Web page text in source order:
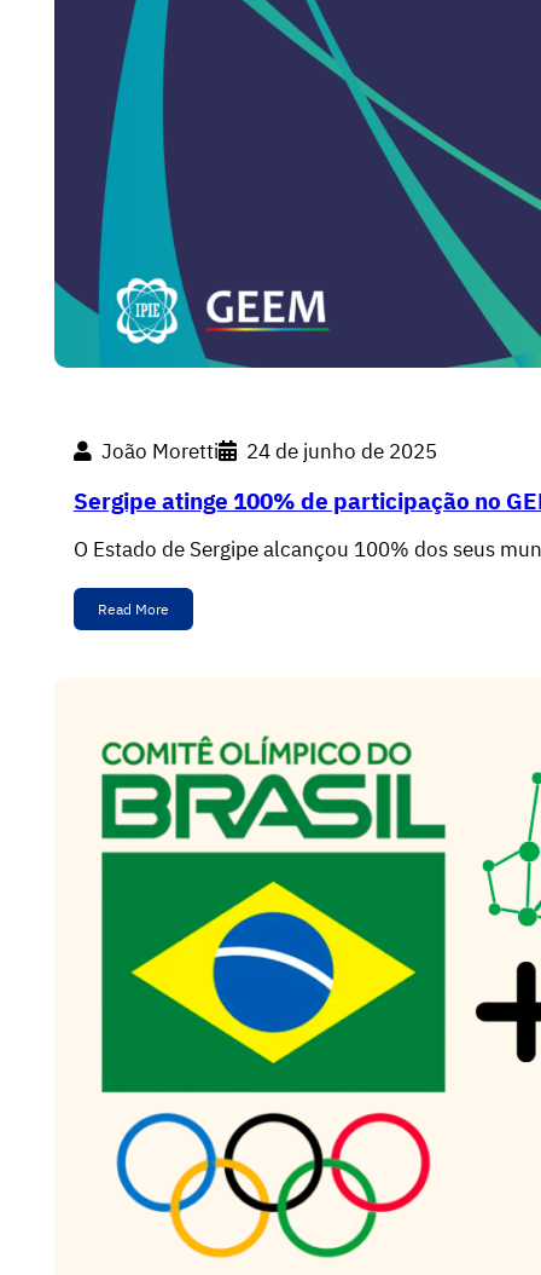
João Moretti 24 de junho de 2025
Sergipe atinge 100% de participação no
O Estado de Sergipe alcançou 100% dos seus
Read More